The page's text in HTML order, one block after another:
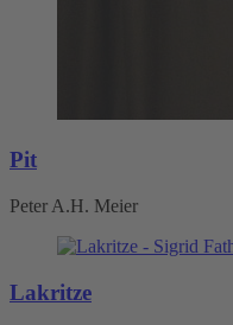
Pit
Peter A.H. Meier
Lakritze